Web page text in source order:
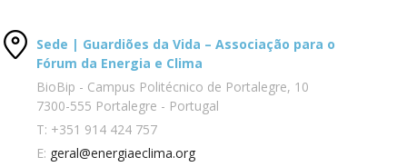
Sede | Guardiões da Vida – Associação para o
Fórum da Energia e Clima
BioBip - Campus Politécnico de Portalegre, 10
7300-555 Portalegre - Portugal
T: +351 914 424 757
E: geral@energiaeclima.org